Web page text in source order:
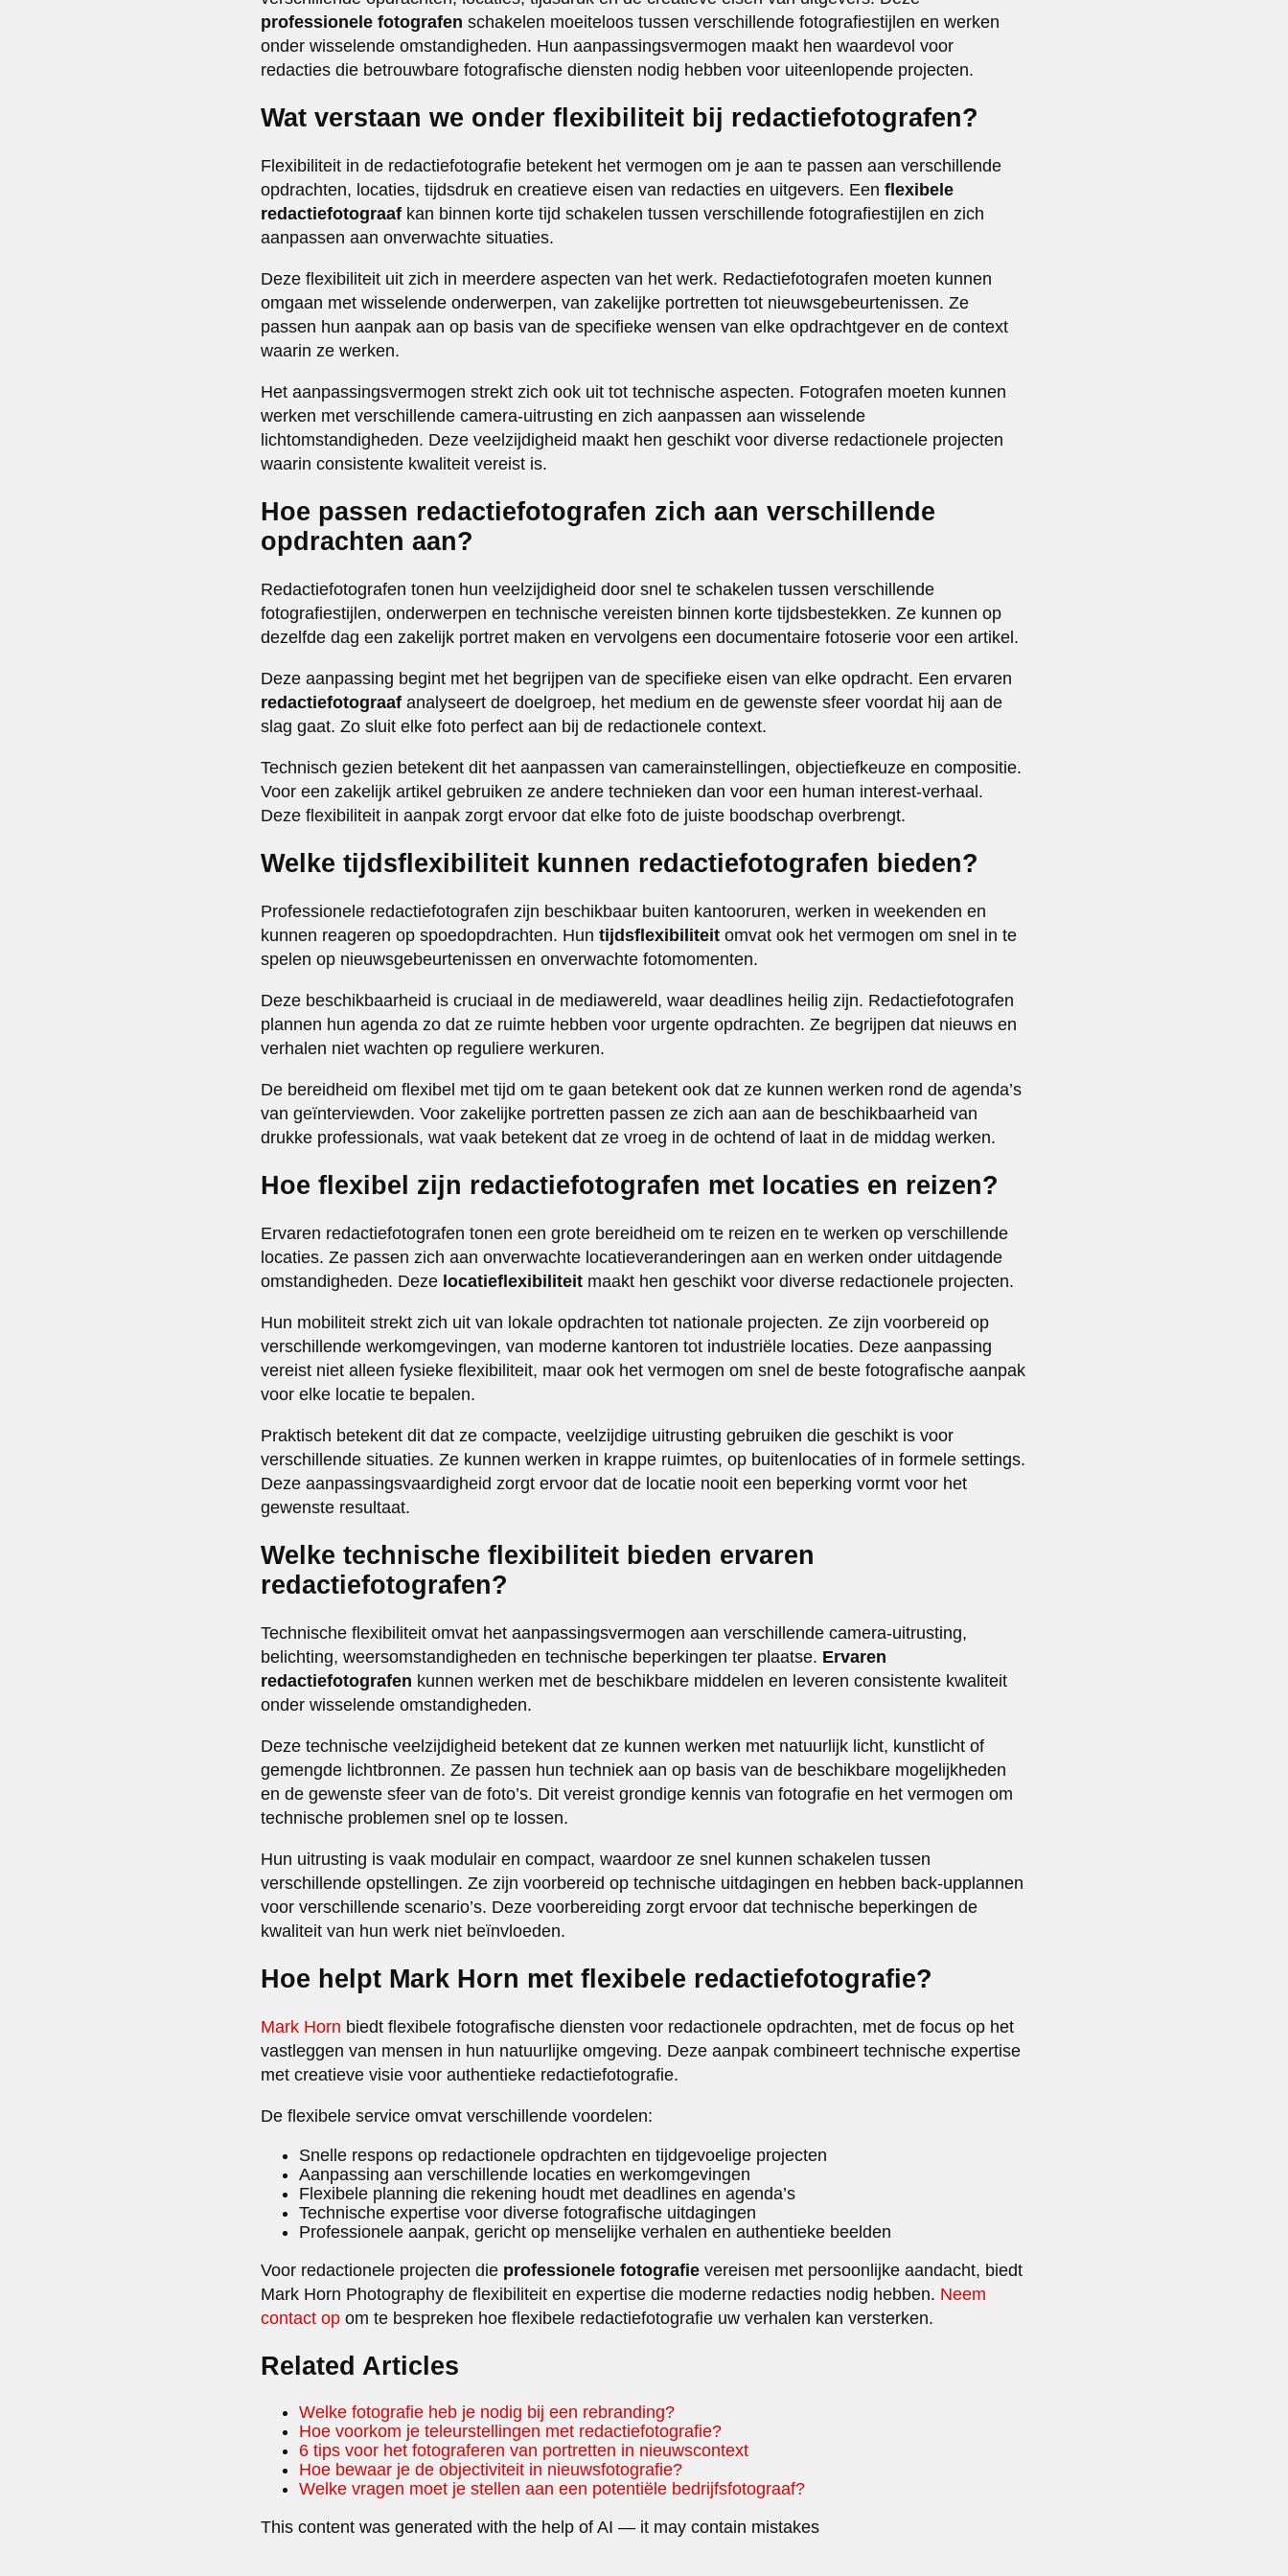
professionele fotografen schakelen moeiteloos tussen verschillende fotografiestijlen en werken
onder wisselende omstandigheden. Hun aanpassingsvermogen maakt hen waardevol voor
redacties die betrouwbare fotografische diensten nodig hebben voor uiteenlopende projecten.
Wat verstaan we onder flexibiliteit bij redactiefotografen?
Flexibiliteit in de redactiefotografie betekent het vermogen om je aan te passen aan verschillende
opdrachten, locaties, tijdsdruk en creatieve eisen van redacties en uitgevers. Een flexibele
redactiefotograaf kan binnen korte tijd schakelen tussen verschillende fotografiestijlen en zich
aanpassen aan onverwachte situaties.
Deze flexibiliteit uit zich in meerdere aspecten van het werk. Redactiefotografen moeten kunnen
omgaan met wisselende onderwerpen, van zakelijke portretten tot nieuwsgebeurtenissen. Ze
passen hun aanpak aan op basis van de specifieke wensen van elke opdrachtgever en de context
waarin ze werken.
Het aanpassingsvermogen strekt zich ook uit tot technische aspecten. Fotografen moeten kunnen
werken met verschillende camera-uitrusting en zich aanpassen aan wisselende
lichtomstandigheden. Deze veelzijdigheid maakt hen geschikt voor diverse redactionele projecten
waarin consistente kwaliteit vereist is.
Hoe passen redactiefotografen zich aan verschillende
opdrachten aan?
Redactiefotografen tonen hun veelzijdigheid door snel te schakelen tussen verschillende
fotografiestijlen, onderwerpen en technische vereisten binnen korte tijdsbestekken. Ze kunnen op
dezelfde dag een zakelijk portret maken en vervolgens een documentaire fotoserie voor een artikel.
Deze aanpassing begint met het begrijpen van de specifieke eisen van elke opdracht. Een ervaren
redactiefotograaf analyseert de doelgroep, het medium en de gewenste sfeer voordat hij aan de
slag gaat. Zo sluit elke foto perfect aan bij de redactionele context.
Technisch gezien betekent dit het aanpassen van camerainstellingen, objectiefkeuze en compositie.
Voor een zakelijk artikel gebruiken ze andere technieken dan voor een human interest-verhaal.
Deze flexibiliteit in aanpak zorgt ervoor dat elke foto de juiste boodschap overbrengt.
Welke tijdsflexibiliteit kunnen redactiefotografen bieden?
Professionele redactiefotografen zijn beschikbaar buiten kantooruren, werken in weekenden en
kunnen reageren op spoedopdrachten. Hun tijdsflexibiliteit omvat ook het vermogen om snel in te
spelen op nieuwsgebeurtenissen en onverwachte fotomomenten.
Deze beschikbaarheid is cruciaal in de mediawereld, waar deadlines heilig zijn. Redactiefotografen
plannen hun agenda zo dat ze ruimte hebben voor urgente opdrachten. Ze begrijpen dat nieuws en
verhalen niet wachten op reguliere werkuren.
De bereidheid om flexibel met tijd om te gaan betekent ook dat ze kunnen werken rond de agenda’s
van geïnterviewden. Voor zakelijke portretten passen ze zich aan aan de beschikbaarheid van
drukke professionals, wat vaak betekent dat ze vroeg in de ochtend of laat in de middag werken.
Hoe flexibel zijn redactiefotografen met locaties en reizen?
Ervaren redactiefotografen tonen een grote bereidheid om te reizen en te werken op verschillende
locaties. Ze passen zich aan onverwachte locatieveranderingen aan en werken onder uitdagende
omstandigheden. Deze locatieflexibiliteit maakt hen geschikt voor diverse redactionele projecten.
Hun mobiliteit strekt zich uit van lokale opdrachten tot nationale projecten. Ze zijn voorbereid op
verschillende werkomgevingen, van moderne kantoren tot industriële locaties. Deze aanpassing
vereist niet alleen fysieke flexibiliteit, maar ook het vermogen om snel de beste fotografische aanpak
voor elke locatie te bepalen.
Praktisch betekent dit dat ze compacte, veelzijdige uitrusting gebruiken die geschikt is voor
verschillende situaties. Ze kunnen werken in krappe ruimtes, op buitenlocaties of in formele settings.
Deze aanpassingsvaardigheid zorgt ervoor dat de locatie nooit een beperking vormt voor het
gewenste resultaat.
Welke technische flexibiliteit bieden ervaren
redactiefotografen?
Technische flexibiliteit omvat het aanpassingsvermogen aan verschillende camera-uitrusting,
belichting, weersomstandigheden en technische beperkingen ter plaatse. Ervaren
redactiefotografen kunnen werken met de beschikbare middelen en leveren consistente kwaliteit
onder wisselende omstandigheden.
Deze technische veelzijdigheid betekent dat ze kunnen werken met natuurlijk licht, kunstlicht of
gemengde lichtbronnen. Ze passen hun techniek aan op basis van de beschikbare mogelijkheden
en de gewenste sfeer van de foto’s. Dit vereist grondige kennis van fotografie en het vermogen om
technische problemen snel op te lossen.
Hun uitrusting is vaak modulair en compact, waardoor ze snel kunnen schakelen tussen
verschillende opstellingen. Ze zijn voorbereid op technische uitdagingen en hebben back-upplannen
voor verschillende scenario’s. Deze voorbereiding zorgt ervoor dat technische beperkingen de
kwaliteit van hun werk niet beïnvloeden.
Hoe helpt Mark Horn met flexibele redactiefotografie?
Mark Horn biedt flexibele fotografische diensten voor redactionele opdrachten, met de focus op het
vastleggen van mensen in hun natuurlijke omgeving. Deze aanpak combineert technische expertise
met creatieve visie voor authentieke redactiefotografie.
De flexibele service omvat verschillende voordelen:
Snelle respons op redactionele opdrachten en tijdgevoelige projecten
Aanpassing aan verschillende locaties en werkomgevingen
Flexibele planning die rekening houdt met deadlines en agenda’s
Technische expertise voor diverse fotografische uitdagingen
Professionele aanpak, gericht op menselijke verhalen en authentieke beelden
Voor redactionele projecten die professionele fotografie vereisen met persoonlijke aandacht, biedt
Mark Horn Photography de flexibiliteit en expertise die moderne redacties nodig hebben. Neem
contact op om te bespreken hoe flexibele redactiefotografie uw verhalen kan versterken.
Related Articles
Welke fotografie heb je nodig bij een rebranding?
Hoe voorkom je teleurstellingen met redactiefotografie?
6 tips voor het fotograferen van portretten in nieuwscontext
Hoe bewaar je de objectiviteit in nieuwsfotografie?
Welke vragen moet je stellen aan een potentiële bedrijfsfotograaf?
This content was generated with the help of AI — it may contain mistakes